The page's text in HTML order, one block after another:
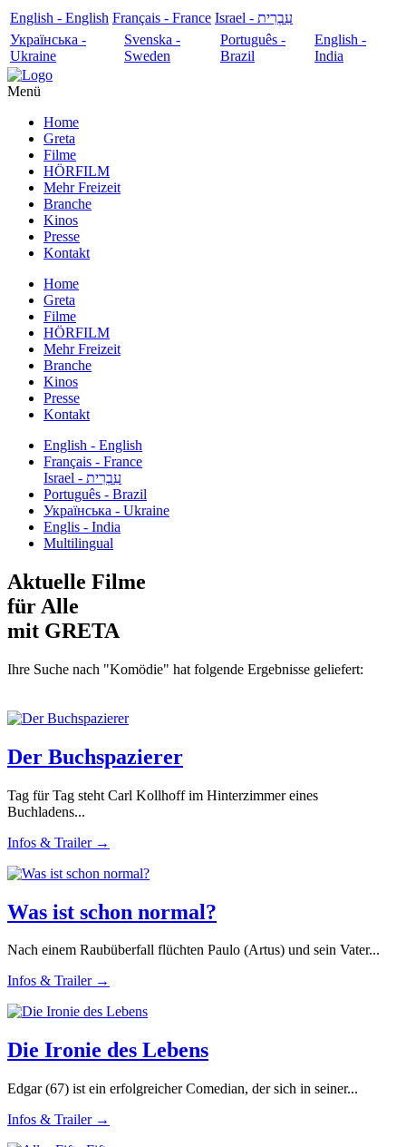
English - English Français - France
עִבְרִית - Israel
Українська -
Ukraine
Svenska -
Sweden
Português -
Brazil
English -
India
Menü
Home
Greta
Filme
HÖRFILM
Mehr Freizeit
Branche
Kinos
Presse
Kontakt
Home
Greta
Filme
HÖRFILM
Mehr Freizeit
Branche
Kinos
Presse
Kontakt
English - English
Français - France
עִבְרִית - Israel
Português - Brazil
Українська - Ukraine
Englis - India
Multilingual
Aktuelle Filme
für Alle
mit GRETA
Ihre Suche nach "Komödie" hat folgende Ergebnisse geliefert:
Der Buchspazierer
Tag für Tag steht Carl Kollhoff im Hinterzimmer eines
Buchladens...
Infos & Trailer →
Was ist schon normal?
Nach einem Raubüberfall flüchten Paulo (Artus) und sein Vater...
Infos & Trailer →
Die Ironie des Lebens
Edgar (67) ist ein erfolgreicher Comedian, der sich in seiner...
Infos & Trailer →